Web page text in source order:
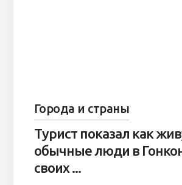
Города и страны
Турист показал как
обычные люди в
своих ...